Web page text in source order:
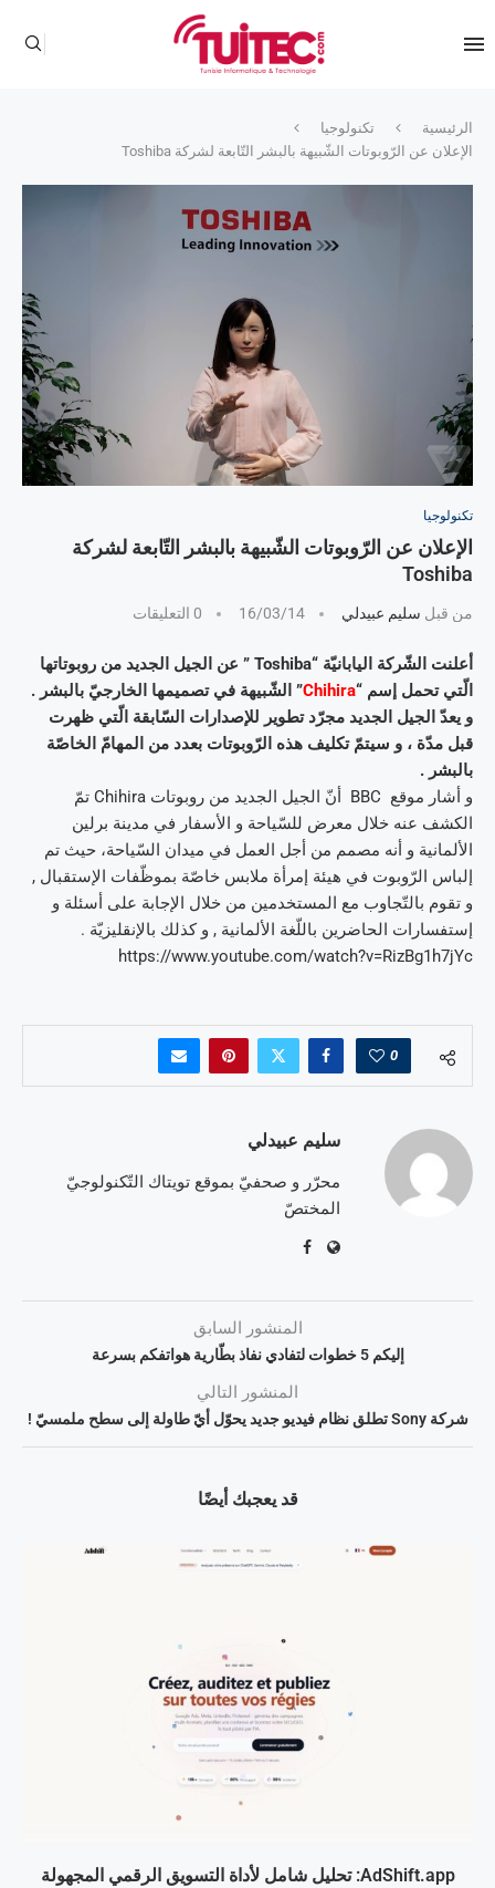
الرئيسية
تكنولوجيا
الإعلان عن الرّوبوتات الشّبيهة بالبشر التّابعة لشركة Toshiba
تكنولوجيا
الإعلان عن الرّوبوتات الشّبيهة بالبشر التّابعة لشركة
Toshiba
من قبل سليم عبيدلي 16/03/14 0 التعليقات
أعلنت الشّركة اليابانيّة “Toshiba ” عن الجيل الجديد من روبوتاتها
الّتي تحمل إسم “Chihira” الشّبيهة في تصميمها الخارجيّ بالبشر .
و يعدّ الجيل الجديد مجرّد تطوير للإصدارات السّابقة الّتي ظهرت
قبل مدّة ، و سيتمّ تكليف هذه الرّوبوتات بعدد من المهامّ الخاصّة
بالبشر .
و أشار موقع BBC أنّ الجيل الجديد من روبوتات Chihira تمّ
الكشف عنه خلال معرض للسّياحة و الأسفار في مدينة برلين
الألمانية و أنه مصمم من أجل العمل في ميدان السّياحة، حيث تم
إلباس الرّوبوت في هيئة إمرأة ملابس خاصّة بموظّفات الإستقبال ,
و تقوم بالتّجاوب مع المستخدمين من خلال الإجابة على أسئلة و
إستفسارات الحاضرين باللّغة الألمانية , و كذلك بالإنقليزيّة .
https://www.youtube.com/watch?v=RizBg1h7jYc
0
سليم عبيدلي
محرّر و صحفيّ بموقع تويتاك التّكنولوجيّ
المختصّ
المنشور السابق
إليكم 5 خطوات لتفادي نفاذ بطّارية هواتفكم بسرعة
المنشور التالي
شركة Sony تطلق نظام فيديو جديد يحوّل أيّ طاولة إلى سطح ملمسيّ !
قد يعجبك أيضًا
AdShift.app: تحليل شامل لأداة التسويق الرقمي المجهولة